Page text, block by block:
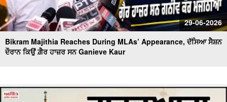
29-06-2026
Bikram Majithia Reaches During MLAs’ Appearance, ਦੱਸਿਆ ਸੈਸ਼ਨ
ਦੌਰਾਨ ਕਿਉਂ ਗ਼ੈਰ ਹਾਜ਼ਰ ਸਨ Ganieve Kaur